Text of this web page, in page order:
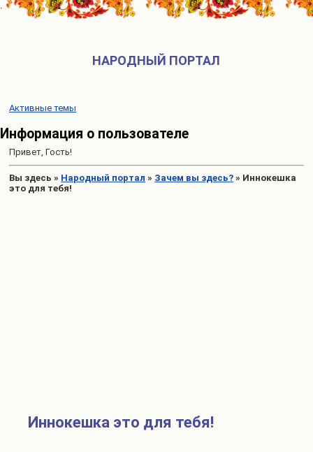
НАРОДНЫЙ ПОРТАЛ
Активные темы
Информация о пользователе
Привет, Гость!
Вы здесь » Народный портал » Зачем вы здесь? » Иннокешка
это для тебя!
Иннокешка это для тебя!